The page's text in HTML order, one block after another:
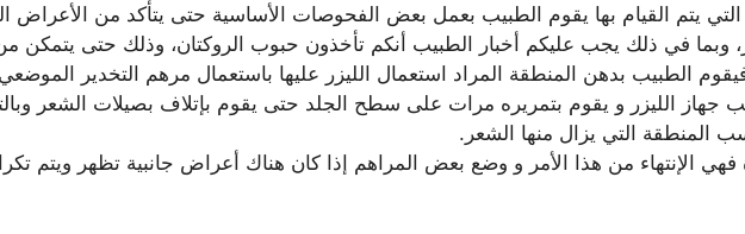
يتم القيام بها يقوم الطبيب بعمل بعض الفحوصات الأساسية حتى يتأكد من الأعراض
وبما في ذلك يجب عليكم أخبار الطبيب أنكم تأخذون حبوب الروكتان، وذلك حتى
فيقوم الطبيب بدهن المنطقة المراد استعمال الليزر عليها باستعمال مرهم التخدير
جهاز الليزر و يقوم بتمريره مرات على سطح الجلد حتى يقوم بإتلاف بصيلات الشعر
التي يزال منها الشعر.
فهي الإنتهاء من هذا الأمر و وضع بعض المراهم إذا كان هناك أعراض جانبية تظهر